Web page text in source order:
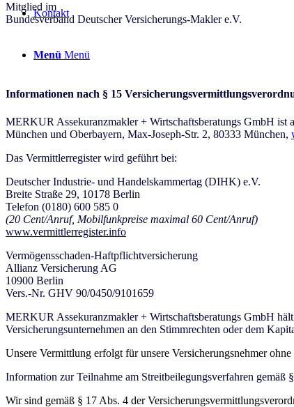
Kontakt
Menü Menü
Mitglied im
Bundesverband Deutscher Versicherungs-Makler e.V.
Informationen nach § 15
MERKUR Assekuranzmakler + Wirtschaftsberatungs GmbH ist
München und Oberbayern, Max-Joseph-Str. 2, 80333 München,
Das Vermittlerregister wird geführt bei:
Deutscher Industrie- und Handelskammertag (DIHK) e.V.
Breite Straße 29, 10178 Berlin
Telefon (0180) 600 585 0
(20 Cent/Anruf, Mobilfunkpreise maximal 60 Cent/Anruf)
www.vermittlerregister.info
Vermögensschaden-Haftpflichtversicherung
Allianz Versicherung AG
10900 Berlin
Vers.-Nr. GHV 90/0450/9101659
MERKUR Assekuranzmakler + Wirtschaftsberatungs GmbH
Versicherungsunternehmen an den Stimmrechten oder dem
Unsere Vermittlung erfolgt für unsere Versicherungsnehmer
Information zur Teilnahme am Streitbeilegungsverfahren gemäß
Wir sind gemäß § 17 Abs. 4 der